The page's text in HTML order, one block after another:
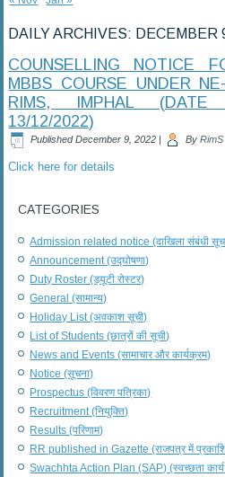
DAILY ARCHIVES: DECEMBER
COUNSELLING NOTICE
MBBS COURSE UNDER
RIMS, IMPHAL (DATE
13/12/2022)
Published December 9, 2022 | By RimS
Click here for details
CATEGORIES
Admission related notice (दाखिला संबंधी
Announcement (उद्घोषणा)
Duty Roster (ड्यूटी रोस्टर)
General (सामान्य)
Holiday List (अवकाश सूची)
List of Students (छात्रों की सूची)
News and Events (सामाचार और कार्यक्रम)
Notice (सूचना)
Prospectus (विवरण पत्रिका)
Recruitment (नियुक्ति)
Results (परिणाम)
RR published in Gazette (राजपत्र में
Swachhta Action Plan (SAP) (स्वच्छता कार्य